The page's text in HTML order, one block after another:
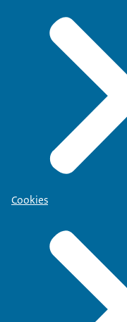
Cookies